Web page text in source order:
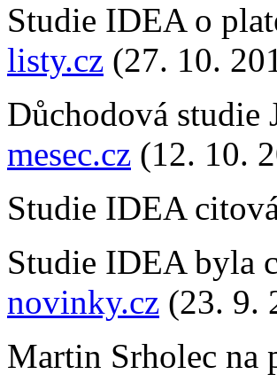
Studie IDEA o
listy.cz (27. 10.
Důchodová studie
mesec.cz (12. 10.
Studie IDEA
Studie IDEA byla
novinky.cz (23. 9.
Martin Srholec na